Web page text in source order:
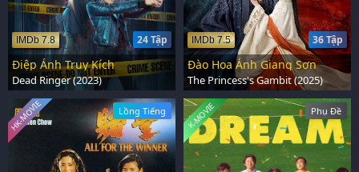
24 Tập
IMDb 7.8
Điệp Ảnh Truy Kích
Dead Ringer (2023)
36 Tập
IMDb 7.5
Đào Hoa Ánh Giang Sơn
The Princess's Gambit (2025)
Lồng Tiếng
HK-MOVIE Phụ Đề
K-MOVIE